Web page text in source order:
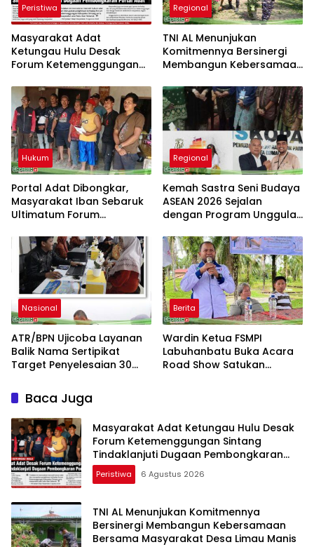
Peristiwa
Masyarakat Adat
Ketungau Hulu Desak
Forum Ketemenggungan
Dugaan Pembongkaran
Portal Adat
Regional
TNI AL Menunjukan
Komitmennya Bersinergi
Membangun Kebersamaan
Limau Manis
Hukum
Portal Adat Dibongkar,
Masyarakat Iban Sebaruk
Ultimatum Forum
“Jangan Biarkan Hukum
Adat Dilecehkan”
Regional
Kemah Sastra Seni Budaya
ASEAN 2026 Sejalan
dengan Program Unggulan
Nasional
ATR/BPN Ujicoba Layanan
Balik Nama Sertipikat
Target Penyelesaian 30
Berita
Wardin Ketua FSMPI
Labuhanbatu Buka Acara
Road Show Satukan
Baca Juga
Masyarakat Adat Ketungau Hulu Desak
Forum Ketemenggungan Sintang
Tindaklanjuti Dugaan Pembongkaran
Portal Adat
Peristiwa 6 Agustus 2026
TNI AL Menunjukan Komitmennya
Bersinergi Membangun Kebersamaan
Bersama Masyarakat Desa Limau Manis